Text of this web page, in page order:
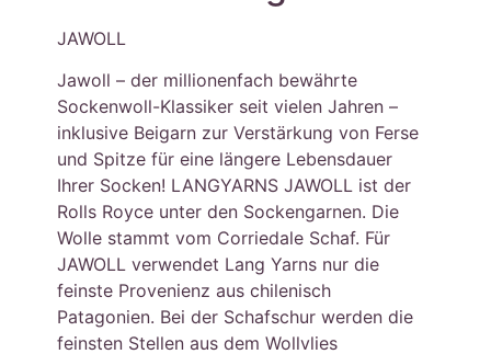
JAWOLL
Jawoll – der millionenfach bewährte
Sockenwoll-Klassiker seit vielen Jahren –
inklusive Beigarn zur Verstärkung von Ferse
und Spitze für eine längere Lebensdauer
Ihrer Socken! LANGYARNS JAWOLL ist der
Rolls Royce unter den Sockengarnen. Die
Wolle stammt vom Corriedale Schaf. Für
JAWOLL verwendet Lang Yarns nur die
feinste Provenienz aus chilenisch
Patagonien. Bei der Schafschur werden die
feinsten Stellen aus dem Wollvlies